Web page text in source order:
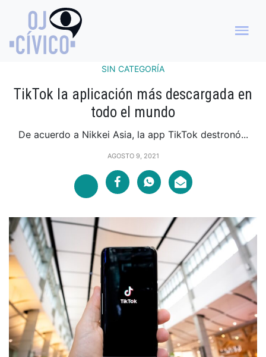
SIN CATEGORÍA
TikTok la aplicación más descargada en
todo el mundo
De acuerdo a Nikkei Asia, la app TikTok destronó...
AGOSTO 9, 2021